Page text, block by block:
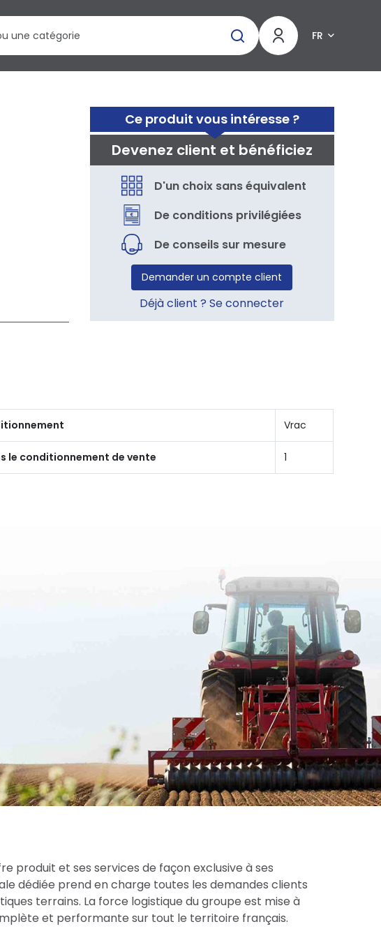
FR
Ce produit vous intéresse ?
Devenez client et bénéficiez
D'un choix sans équivalent
De conditions privilégiées
De conseils sur mesure
Demander un compte client
Déjà client ? Se connecter
Vrac
le conditionnement de vente 1
produit et ses services de façon exclusive à ses
dédiée prend en charge toutes les demandes clients
terrains. La force logistique du groupe est mise à
et performante sur tout le territoire français.